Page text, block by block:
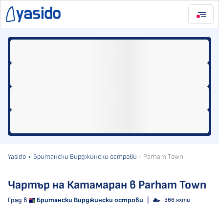
Yasido Британски Вирджински острови Parham Town
Чартър на Катамаран в Parham Town
Град в Британски Вирджински острови 366 яхти